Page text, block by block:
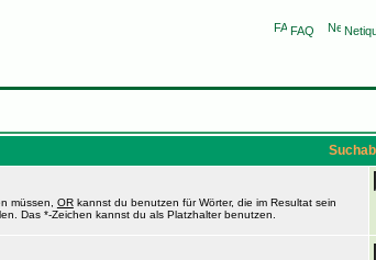
FAQ
müssen, ORkannst du benutzen für Wörter, die im Resultat sein
Das *-Zeichen kannst du als Platzhalter benutzen.